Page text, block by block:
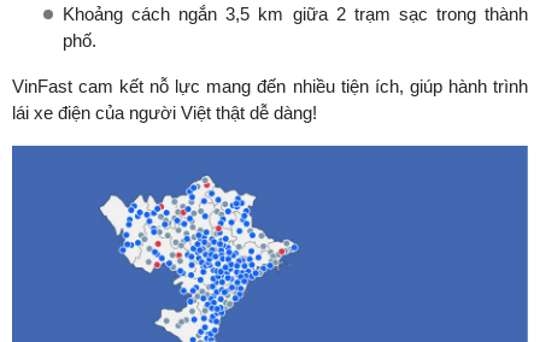
Khoảng cách ngắn 3,5 km giữa 2 trạm sạc trong thành
phố.
VinFast cam kết nỗ lực mang đến nhiều tiện ích, giúp hành trình
lái xe điện của người Việt thật dễ dàng!